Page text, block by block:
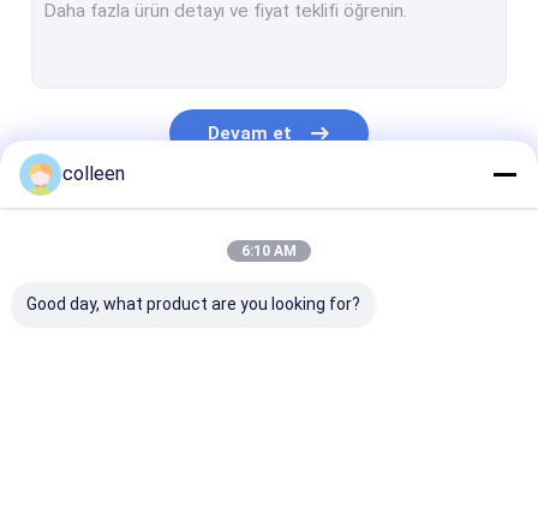
OPGW Fiber Optik Kablo
Kapalı fiber optik kablo
Devam et
colleen
6:10 AM
Good day, what product are you looking for?